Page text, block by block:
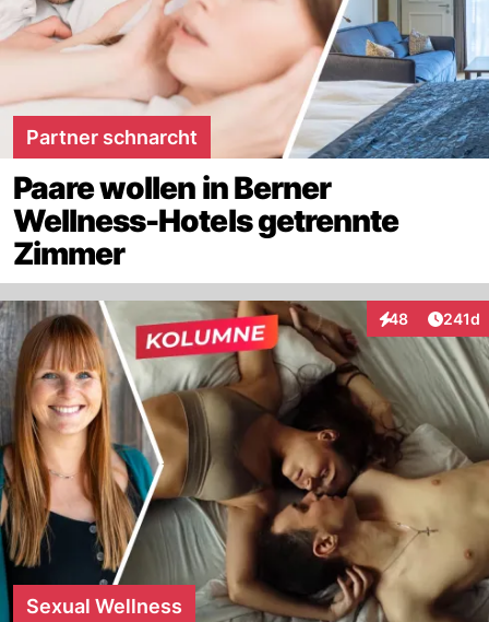
Partner schnarcht
Paare wollen in Berner
Wellness-Hotels getrennte
Zimmer
48
Interaktionen
241d
Sexual Wellness